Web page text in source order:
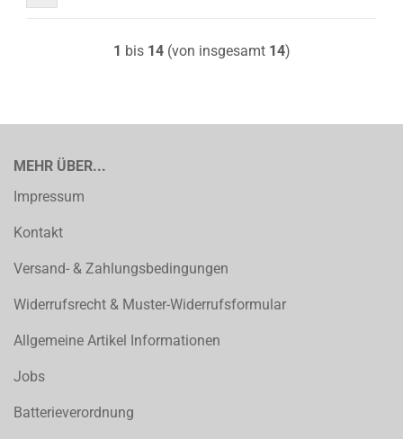
1 bis 14(von insgesamt 14)
MEHR ÜBER...
Impressum
Kontakt
Versand- & Zahlungsbedingungen
Widerrufsrecht & Muster-Widerrufsformular
Allgemeine Artikel Informationen
Jobs
Batterieverordnung